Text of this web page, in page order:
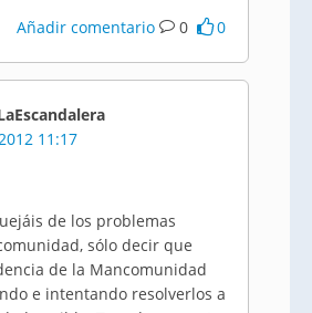
Añadir comentario 0 0
11:17
de los problemas
sólo decir que
de la Mancomunidad
e intentando resolverlos a